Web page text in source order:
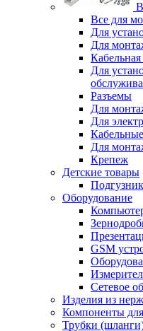
Все для
Для
Для
Для
Разъемы
Для
Для
Для
Крепеж
Детские товары
Оборудование
GSM
Сетевое
Изделия из
Компоненты
Трубки